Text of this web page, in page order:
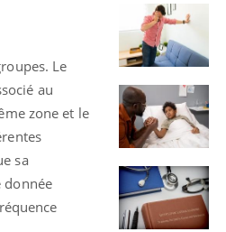
Le
au
zone et le
sa
donnée